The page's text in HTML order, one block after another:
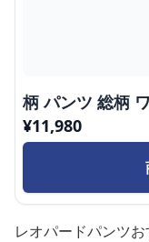
柄 パンツ 総柄
¥11,980
レオパードパンツ